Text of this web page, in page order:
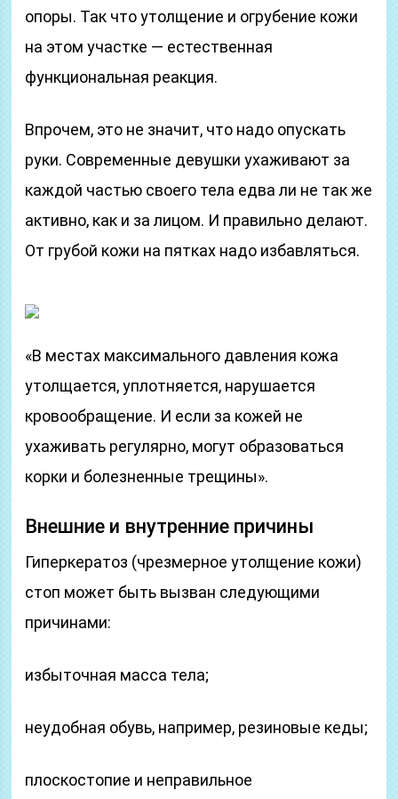
опоры. Так что утолщение и огрубение кожи
на этом участке — естественная
функциональная реакция.
Впрочем, это не значит, что надо опускать
руки. Современные девушки ухаживают за
каждой частью своего тела едва ли не так же
активно, как и за лицом. И правильно делают.
От грубой кожи на пятках надо избавляться.
«В местах максимального давления кожа
утолщается, уплотняется, нарушается
кровообращение. И если за кожей не
ухаживать регулярно, могут образоваться
корки и болезненные трещины».
Внешние и внутренние причины
Гиперкератоз (чрезмерное утолщение кожи)
стоп может быть вызван следующими
причинами:
избыточная масса тела;
неудобная обувь, например, резиновые кеды;
плоскостопие и неправильное